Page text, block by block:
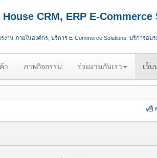
CRM, ERP E-
าน ภายในองค์กร, บริการ E-Commerce Solutions, บริการอบ
า ภาพกิจกรรม ร่วมงานกับเรา เว็บ